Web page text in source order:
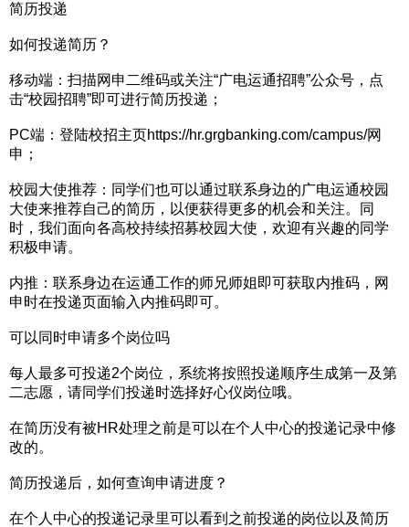
简历投递
如何投递简历？
移动端：扫描网申二维码或关注“广电运通招聘”公众号，点
击“校园招聘”即可进行简历投递；
PC端：登陆校招主页https://hr.grgbanking.com/campus/网
申；
校园大使推荐：同学们也可以通过联系身边的广电运通校园
大使来推荐自己的简历，以便获得更多的机会和关注。同
时，我们面向各高校持续招募校园大使，欢迎有兴趣的同学
积极申请。
内推：联系身边在运通工作的师兄师姐即可获取内推码，网
申时在投递页面输入内推码即可。
可以同时申请多个岗位吗
每人最多可投递2个岗位，系统将按照投递顺序生成第一及第
二志愿，请同学们投递时选择好心仪岗位哦。
在简历没有被HR处理之前是可以在个人中心的投递记录中修
改的。
简历投递后，如何查询申请进度？
在个人中心的投递记录里可以看到之前投递的岗位以及简历